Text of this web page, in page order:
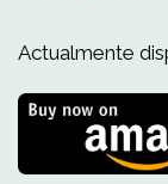
Actualmente